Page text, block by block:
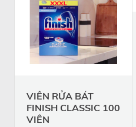
VIÊN RỬA BÁT
FINISH CLASSIC 100
VIÊN